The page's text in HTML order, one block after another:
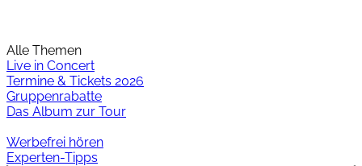
Alle Themen
Live in Concert
Termine & Tickets 2026
Gruppenrabatte
Das Album zur Tour
Werbefrei hören
Experten-Tipps